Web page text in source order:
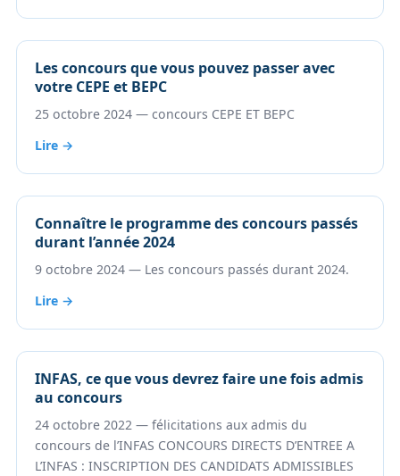
Les concours que vous pouvez passer avec
votre CEPE et BEPC
25 octobre 2024 — concours CEPE ET BEPC
Lire →
Connaître le programme des concours passés
durant l’année 2024
9 octobre 2024 — Les concours passés durant 2024.
Lire →
INFAS, ce que vous devrez faire une fois admis
au concours
24 octobre 2022 — félicitations aux admis du
concours de l’INFAS CONCOURS DIRECTS D’ENTREE A
L’INFAS : INSCRIPTION DES CANDIDATS ADMISSIBLES